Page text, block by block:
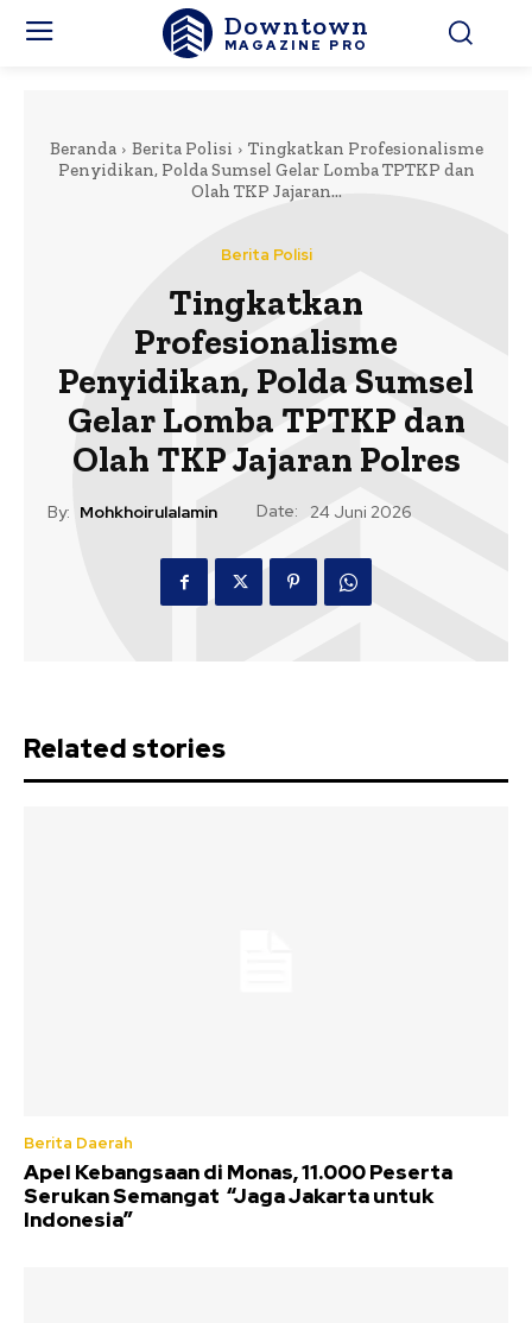
Downtown
MAGAZINE PRO
Beranda Berita Polisi
Tingkatkan Profesionalisme
Penyidikan, Polda Sumsel Gelar Lomba TPTKP dan
Olah TKP Jajaran...
Berita Polisi
Tingkatkan
Profesionalisme
Penyidikan, Polda Sumsel
Gelar Lomba TPTKP dan
Olah TKP Jajaran Polres
By: Mohkhoirulalamin Date: 24 Juni 2026
Related stories
Berita Daerah
Apel Kebangsaan di Monas, 11.000 Peserta
Serukan Semangat “Jaga Jakarta untuk
Indonesia”